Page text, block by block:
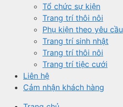
Tổ chức sự kiện
Trang trí thôi nôi
Phụ kiện theo yêu cầu
Trang trí sinh nhật
Trang trí thôi nôi
Trang trí tiệc cưới
Liên hệ
Cảm nhận khách hàng